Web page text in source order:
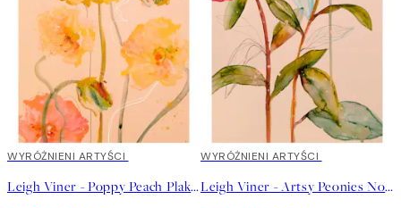
40%*
WYRÓŻNIENI ARTYŚCI
Leigh Viner - Poppy Peach Plakat
40%*
WYRÓŻNIENI ARTYŚCI
Leigh Viner - Artsy Peonies No2 Plakat